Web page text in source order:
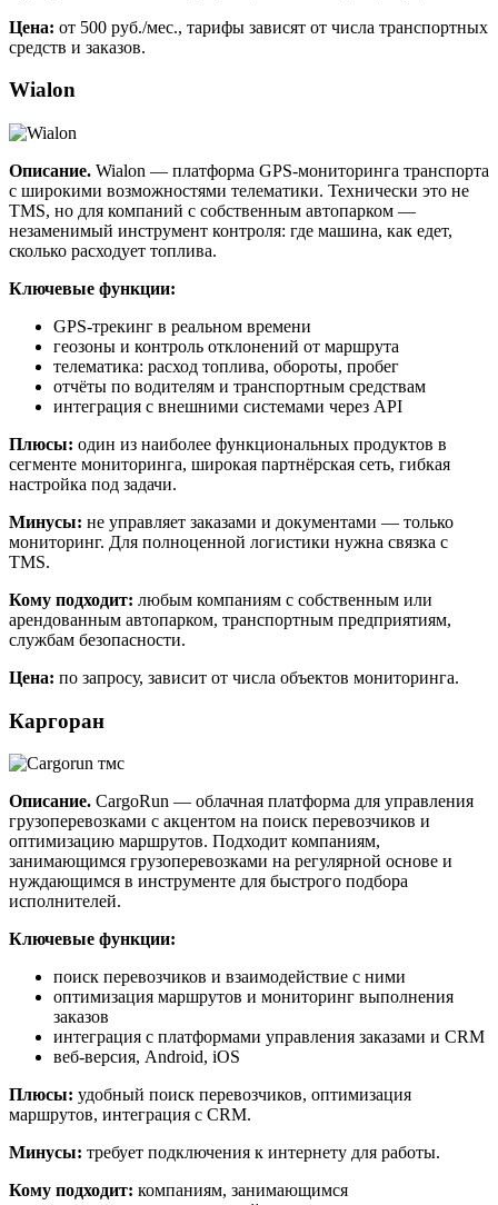
Цена: от 500 руб./мес., тарифы зависят от числа транспортных
средств и заказов.
Wialon
Описание. Wialon — платформа GPS-мониторинга транспорта
с широкими возможностями телематики. Технически это не
TMS, но для компаний с собственным автопарком —
незаменимый инструмент контроля: где машина, как едет,
сколько расходует топлива.
Ключевые функции:
GPS-трекинг в реальном времени
геозоны и контроль отклонений от маршрута
телематика: расход топлива, обороты, пробег
отчёты по водителям и транспортным средствам
интеграция с внешними системами через API
Плюсы: один из наиболее функциональных продуктов в
сегменте мониторинга, широкая партнёрская сеть, гибкая
настройка под задачи.
Минусы: не управляет заказами и документами — только
мониторинг. Для полноценной логистики нужна связка с
TMS.
Кому подходит: любым компаниям с собственным или
арендованным автопарком, транспортным предприятиям,
службам безопасности.
Цена: по запросу, зависит от числа объектов мониторинга.
Каргоран
Описание. CargoRun — облачная платформа для управления
грузоперевозками с акцентом на поиск перевозчиков и
оптимизацию маршрутов. Подходит компаниям,
занимающимся грузоперевозками на регулярной основе и
нуждающимся в инструменте для быстрого подбора
исполнителей.
Ключевые функции:
поиск перевозчиков и взаимодействие с ними
оптимизация маршрутов и мониторинг выполнения
заказов
интеграция с платформами управления заказами и CRM
веб-версия, Android, iOS
Плюсы: удобный поиск перевозчиков, оптимизация
маршрутов, интеграция с CRM.
Минусы: требует подключения к интернету для работы.
Кому подходит: компаниям, занимающимся